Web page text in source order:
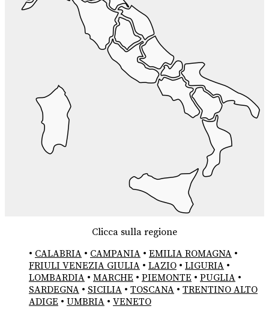
Clicca sulla regione
• CALABRIA • CAMPANIA • EMILIA ROMAGNA •
FRIULI VENEZIA GIULIA • LAZIO • LIGURIA •
LOMBARDIA • MARCHE • PIEMONTE • PUGLIA •
SARDEGNA • SICILIA • TOSCANA • TRENTINO ALTO
ADIGE • UMBRIA • VENETO